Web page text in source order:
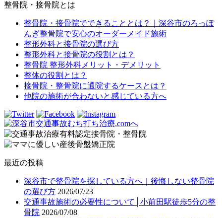
整骨院・接骨院とは
整骨院・接骨院でできることとは？｜深谷市のろっぽ
んぎ整骨院で安心のオーダーメイド施術
整形外科と接骨院の選び方
整形外科と接骨院の役割とは？
整骨院 整形外科メリット・デメリット
整体の役割とは？
接骨院・整骨院に通院するケースとは？
他院の施術が合わないと感じている方へ
最近の投稿
深谷市で整骨院を探している方へ｜後悔しない整骨院
の選び方 2026/07/23
交通事故施術の必要性について│小前田駅徒歩5分の整
骨院 2026/07/08